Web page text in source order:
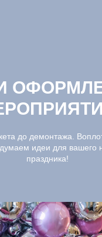
до демонтажа.
идеи для вашего
праздника!